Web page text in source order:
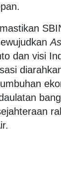
dan visi